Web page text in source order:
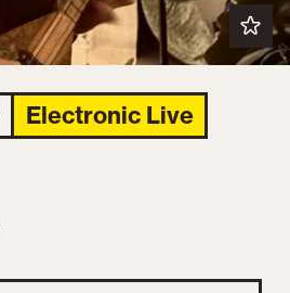
Electronic Live